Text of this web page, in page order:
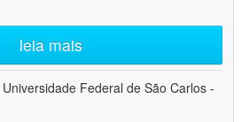
leia mais
Universidade Federal de São Carlos -